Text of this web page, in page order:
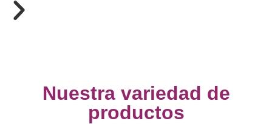
Nuestra variedad de
productos